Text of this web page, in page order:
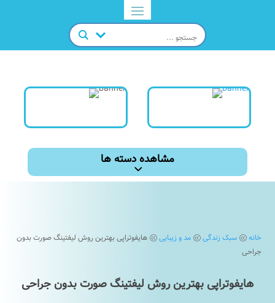
مشاهده دسته ها
خانه @ سبک زندگی @ مد و زیبایی @ هایفوتراپی بهترین روش لیفتینگ صورت بدون
جراحی
هایفوتراپی بهترین روش لیفتینگ صورت بدون جراحی